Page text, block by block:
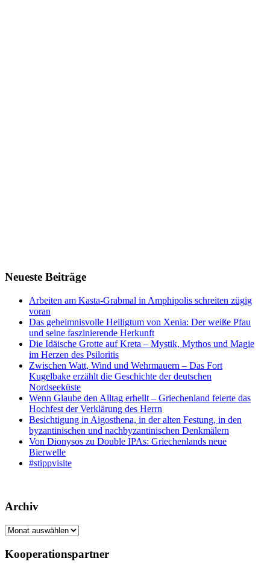
Neueste Beiträge
Arbeiten am Kasta-Grabmal in Amphipolis schreiten zügig
voran
Das geheimnisvolle Heiligtum von Xenia: Der weiße Pfau
und seine faszinierende Herkunft
Die Idäische Grotte auf Kreta – Mystik, Mythos und Magie
im Herzen des Psiloritis
Zwischen Watt, Wind und Wehrmauern – Das Fort
Kugelbake erzählt die Geschichte der deutschen
Nordseeküste
Wenn Glaube den Alltag erhellt – Griechenland feierte das
Hochfest der Verklärung des Herrn
Besichtigung in Aigosthena, in der alten Festung, in den
byzantinischen und nachbyzantinischen Denkmälern
Von Dionysos zu Double IPAs: Griechenlands neue
Bierwelle
#stippvisite
Archiv
Archiv
Kooperationspartner